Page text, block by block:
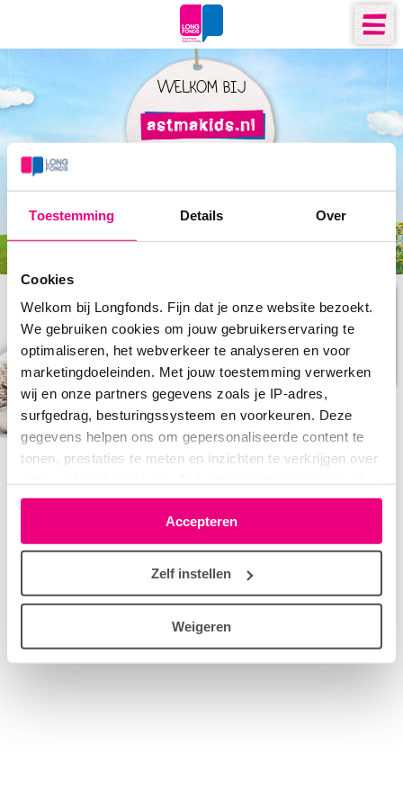
Toestemming Details Over
Cookies
Welkom bij Longfonds. Fijn dat je onze website bezoekt.
We gebruiken cookies om jouw gebruikerservaring te
optimaliseren, het webverkeer te analyseren en voor
marketingdoeleinden. Met jouw toestemming verwerken
wij en onze partners gegevens zoals je IP-adres,
surfgedrag, besturingssysteem en voorkeuren. Deze
gegevens helpen ons om gepersonaliseerde content te
tonen, prestaties te meten en inzichten te verkrijgen over
moment wijzigen of intrekken via het cookie-icoontje
linksonder elke pagina. De lijst met partners is te vinden
in het tabblad “details”.
Accepteren
Zelf instellen
Weigeren
WELKOM BIJ
astma. Test je kennis met 'n quiz of bekijk de filmpjes.
START